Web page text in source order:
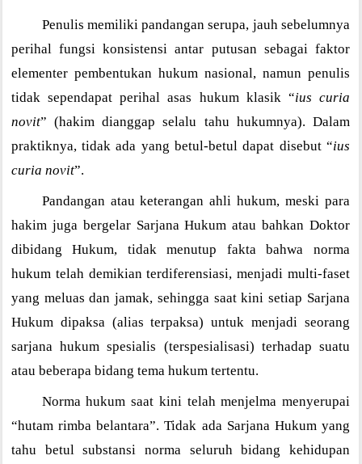
Penulis memiliki pandangan serupa, jauh sebelumnya
perihal fungsi konsistensi antar putusan sebagai faktor
elementer pembentukan hukum nasional, namun penulis
tidak sependapat perihal asas hukum klasik “ius curia
novit” (hakim dianggap selalu tahu hukumnya). Dalam
praktiknya, tidak ada yang betul-betul dapat disebut “ius
curia novit”.
Pandangan atau keterangan ahli hukum, meski para
hakim juga bergelar Sarjana Hukum atau bahkan Doktor
dibidang Hukum, tidak menutup fakta bahwa norma
hukum telah demikian terdiferensiasi, menjadi multi-faset
yang meluas dan jamak, sehingga saat kini setiap Sarjana
Hukum dipaksa (alias terpaksa) untuk menjadi seorang
sarjana hukum spesialis (terspesialisasi) terhadap suatu
atau beberapa bidang tema hukum tertentu.
Norma hukum saat kini telah menjelma menyerupai
“hutam rimba belantara”. Tidak ada Sarjana Hukum yang
tahu betul substansi norma seluruh bidang kehidupan